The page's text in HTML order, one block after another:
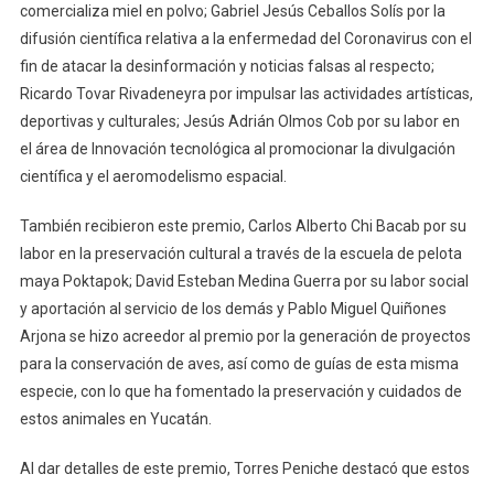
comercializa miel en polvo; Gabriel Jesús Ceballos Solís por la
difusión científica relativa a la enfermedad del Coronavirus con el
fin de atacar la desinformación y noticias falsas al respecto;
Ricardo Tovar Rivadeneyra por impulsar las actividades artísticas,
deportivas y culturales; Jesús Adrián Olmos Cob por su labor en
el área de Innovación tecnológica al promocionar la divulgación
científica y el aeromodelismo espacial.
También recibieron este premio, Carlos Alberto Chi Bacab por su
labor en la preservación cultural a través de la escuela de pelota
maya Poktapok; David Esteban Medina Guerra por su labor social
y aportación al servicio de los demás y Pablo Miguel Quiñones
Arjona se hizo acreedor al premio por la generación de proyectos
para la conservación de aves, así como de guías de esta misma
especie, con lo que ha fomentado la preservación y cuidados de
estos animales en Yucatán.
Al dar detalles de este premio, Torres Peniche destacó que estos